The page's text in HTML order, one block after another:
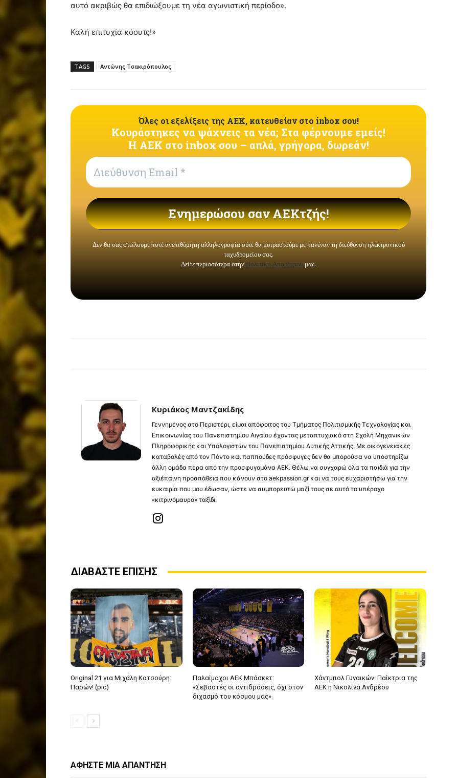
αυτό ακριβώς θα επιδιώξουμε τη νέα αγωνιστική περίοδο».
Καλή επιτυχία κόουτς!»
TAGS Αντώνης Τσακιρόπουλος
Κυριάκος Μαντζακίδης
Γεννημένος στο Περιστέρι, είμαι απόφοιτος του Τμήματος Πολιτισμικής Τεχνολογίας και
Επικοινωνίας του Πανεπιστημίου Αιγαίου έχοντας μεταπτυχιακό στη Σχολή Μηχανικών
Πληροφορικής και Υπολογιστών του Πανεπιστημίου Δυτικής Αττικής. Με οικογενειακές
καταβολές από τον Πόντο και παππούδες πρόσφυγες δεν θα μπορούσα να υποστηρίζω
άλλη ομάδα πέρα από την προσφυγομάνα ΑΕΚ. Θέλω να συγχαρώ όλα τα παιδιά για την
αξιέπαινη προσπάθεια που κάνουν στο aekpassion.gr και να τους ευχαριστήσω για την
ευκαιρία που μου έδωσαν, ώστε να συμπορευτώ μαζί τους σε αυτό το υπέροχο
«κιτρινόμαυρο» ταξίδι.
ΔΙΑΒΑΣΤΕ ΕΠΙΣΗΣ
Original 21 για Μιχάλη Κατσούρη:
Παρών! (pic)
Παλαίμαχοι ΑΕΚ Μπάσκετ:
«Σεβαστές οι αντιδράσεις, όχι στον
διχασμό του κόσμου μας»
Χάντμπολ Γυναικών: Παίκτρια της
ΑΕΚ η Νικολίνα Ανδρέου
ΑΦΗΣΤΕ ΜΙΑ ΑΠΑΝΤΗΣΗ